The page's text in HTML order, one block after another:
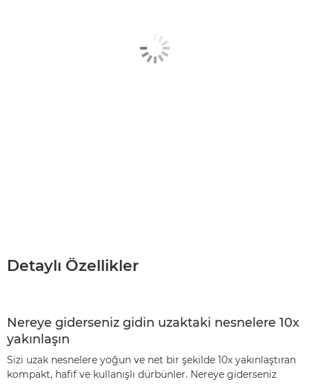
Detaylı Özellikler
Nereye giderseniz gidin uzaktaki nesnelere 10x
yakınlaşın
Sizi uzak nesnelere yoğun ve net bir şekilde 10x yakınlaştıran
kompakt, hafif ve kullanışlı dürbünler. Nereye giderseniz